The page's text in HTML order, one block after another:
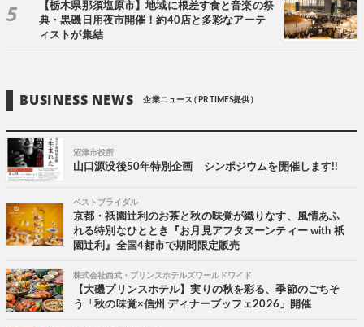
【栃木県那須塩原市】地域に根差す食と音楽の祭
典・黒磯日用夜市開催！約40店と多彩なアーテ
ィストが集結
BUSINESS NEWS 企業ニュース ( PR TIMES提供 )
沼津市役所
山口源没後50年特別企画 シンポジウムを開催します!!
ベストブライダル
京都・祇園辻利のお茶と秋の味覚が織りなす、風情あふ
れる特別なひととき『お月見アフタヌーンティー with 祇
園辻利』全国4都市で期間限定販売
株式会社西武・プリンスホテルズワールドワイド
【大磯プリンスホテル】実りの秋を彩る、季節のごちそ
う「秋の味覚×信州 ディナーブッフェ2026」開催